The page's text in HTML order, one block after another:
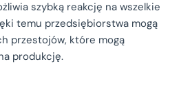
szybką reakcję na wszelkie
temu przedsiębiorstwa mogą
przestojów, które mogą
produkcję.